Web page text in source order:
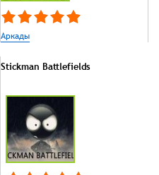
Аркады
Stickman Battlefields